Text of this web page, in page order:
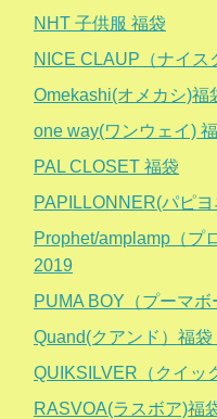
NHT 子供服 福袋
NICE CLAUP（ナイス
Omekashi(オメカシ)福
one way(ワンウェイ)
PAL CLOSET 福袋
PAPILLONNER(パピ
Prophet/amplamp（プ
2019
PUMA BOY（プーマ
Quand(クアンド）福袋
QUIKSILVER（クイッ
RASVOA(ラスボア)福